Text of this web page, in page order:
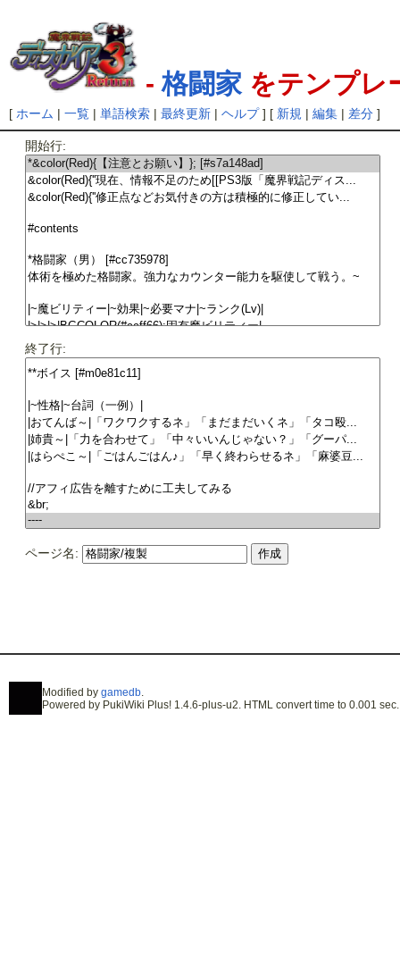
-格闘家 をテンプレ
[ ホーム | 一覧| 単語検索| 最終更新| ヘルプ] [ 新規 | 編集| 差分]
開始行:
終了行:
ページ名:
Modified by gamedb.
Powered by PukiWiki Plus! 1.4.6-plus-u2. HTML convert time to 0.001 sec.